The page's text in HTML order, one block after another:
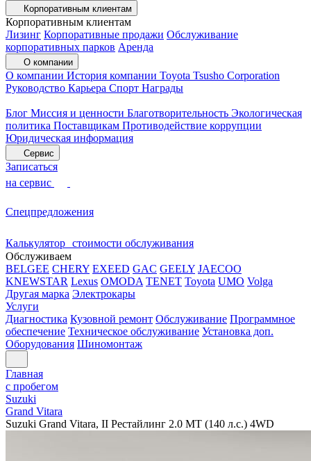
Корпоративным клиентам
Корпоративным клиентам
Лизинг Корпоративные продажи Обслуживание
корпоративных парков Аренда
О компании
О компании История компании Toyota Tsusho Corporation
Руководство Карьера Спорт Награды
Блог Миссия и ценности Благотворительность Экологическая
политика Поставщикам Противодействие коррупции
Юридическая информация
Сервис
Записаться
на сервис
Спецпредложения
Калькулятор стоимости обслуживания
Обслуживаем
BELGEE CHERY EXEED GAC GEELY JAECOO
KNEWSTAR Lexus OMODA TENET Toyota UMO Volga
Другая марка Электрокары
Услуги
Диагностика Кузовной ремонт Обслуживание Программное
обеспечение Техническое обслуживание Установка доп.
Оборудования Шиномонтаж
Главная
с пробегом
Suzuki
Grand Vitara
Suzuki Grand Vitara, II Рестайлинг 2.0 MT (140 л.с.) 4WD